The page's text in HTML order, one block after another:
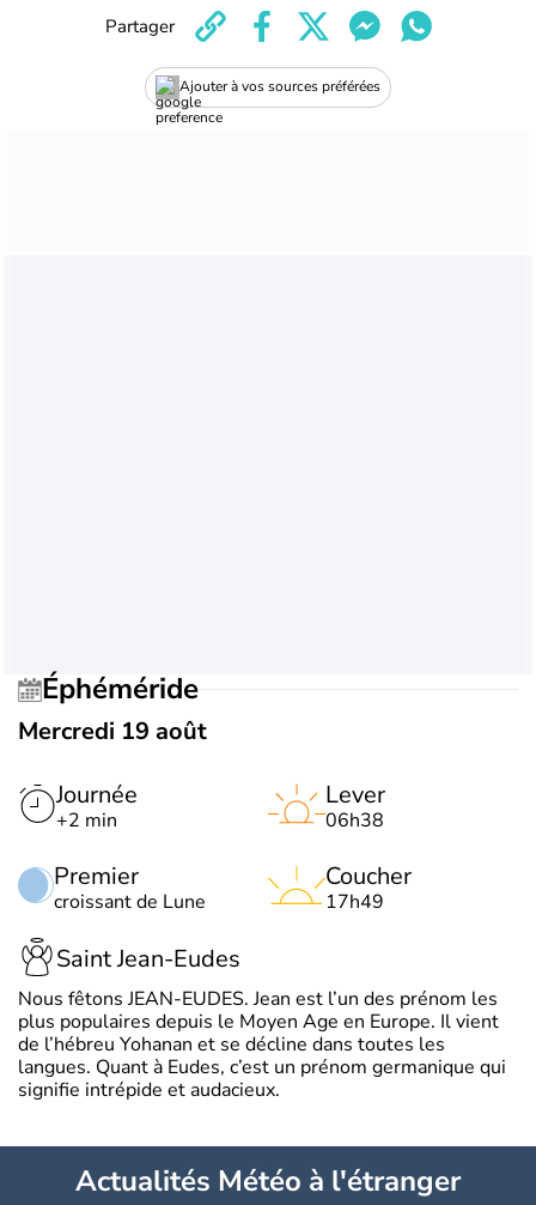
Ajouter à vos sources préférées
Partager
Éphéméride
Mercredi 19 août
Journée
+2 min
Premier
croissant de Lune
Lever
06h38
Coucher
17h49
Saint Jean-Eudes
Nous fêtons JEAN-EUDES. Jean est l’un des prénom les
plus populaires depuis le Moyen Age en Europe. Il vient
de l’hébreu Yohanan et se décline dans toutes les
langues. Quant à Eudes, c’est un prénom germanique qui
signifie intrépide et audacieux.
Actualités Météo à l'étranger